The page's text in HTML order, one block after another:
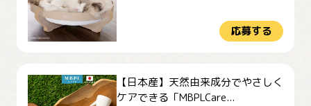
応募する
【日本産】天然由来成分でやさしく
ケアできる「MBPLCare...